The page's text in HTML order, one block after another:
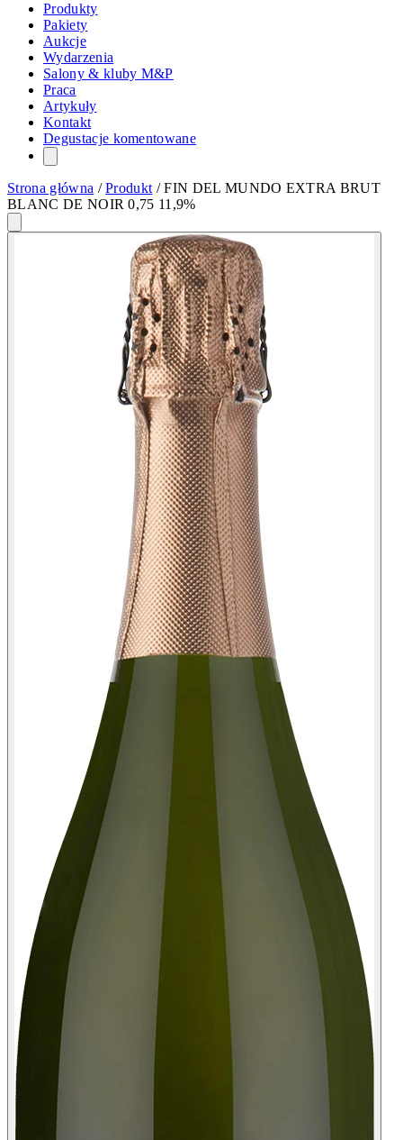
Produkty
Pakiety
Aukcje
Wydarzenia
Salony & kluby M&P
Praca
Artykuły
Kontakt
Degustacje komentowane
Strona główna /Produkt /FIN DEL MUNDO EXTRA BRUT
BLANC DE NOIR 0,75 11,9%